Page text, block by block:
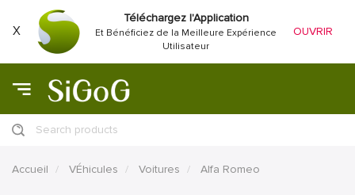
X
Téléchargez l'Application
Et Bénéficiez de la Meilleure Expérience
Utilisateur
OUVRIR
Search products
Accueil VÉhicules Voitures Alfa Romeo